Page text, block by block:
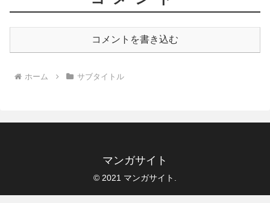
コメントを書き込む
ホーム サブタイトル
マンガサイト
© 2021 マンガサイト.